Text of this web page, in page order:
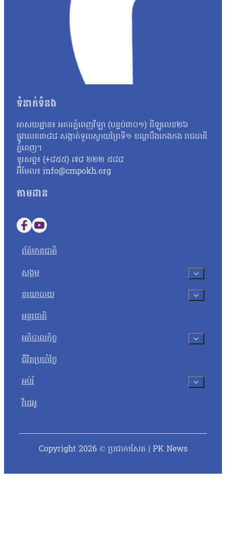
ទៅ៤ពាន់ទៅ៥ពាន់ ហើយខ្ញុំទៅយកថ្នាំមណ្ឌលសព្វថ្ងៃនឹងខ្ញុំទៅយកថ្នាំ
សង្ឃឹមថា នឹងមានសេវាពេទ្យកាន់តែងាយស្រួល និងមានតម្លៃសមរម្
អាស្រ័យទៅលើស្ថានភាពនៃជំងឺ។ រីឯ អ្នកស្រី លាង សុខា អាយុ ២៥ ឆ្ន
ក្នុងអំឡុងពេលមានផ្ទៃពោះ អ្នកស្រីបានផ្លាស់ទៅរស់នៅផ្ទះម្តាយបណ្
ចំនួន ៤ ដង តាមការណាត់របស់គ្រូពេទ្យ។ អ្នកស្រីបានបង្ហាញការយល់
សុខភាពតាមពេលវេលាដែលគ្រូពេទ្យបានណាត់។ បច្ចុប្បន្ន ទារករប
ការធ្វើដំណើរផ្លូវឆ្ងាយ។ ដោយសារអ្នកស្រីមានការងារជាគ្រូបង្រៀនន
និយាយថា៖«ខ្ញុំពិបាករឿងផ្លូវដោយសារតែខ្ញុំធ្វើការរាងឆ្ងាយអីទៅឡ
ឆ្ងាយផ្លូវរលាក់ ពេទ្យណែនាំដែរពេលនោះក៏ឈប់សម្រាក ហើយពេលពេទ្
មានកម្រិត ដោយសារថវិកាឃុំមានកំណត់ ដូច្នេះការអភិវឌ្ឍន៍ត្រូវអនុវត្
គីង្គក់ដូចសម្តេច ធ្វើម៉េចយើងមិនចេះតែលើកជប់អីណា ធ្វើតាមរយៈម
ភាពចម្ការលើ…
ទំនាក់ទំនង
អាសយដ្ឋាន៖ អគារភ្នំពេញវីឡា (បន្ទប់៣០១) ដីឡូលេខ២៦
ផ្លូវលេខ៣៨៨ សង្កាត់ទួលស្វាយព្រៃទី១ ខណ្ឌបឹងកេងកង រាជធានី
ភ្នំពេញ។
ទូរសព្ទ៖ (+៨៥៥) ៧៨ ២២២ ៥៨៨
អ៊ីមែល៖ info@cmpokh.org
តាមដាន
Follow us on Facebook
Follow us on YouTube
ព័ត៌មានជាតិ
សង្គម
នយោបាយ
អន្តរជាតិ
អភិបាលកិច្ច
ជីវិតប្រចាំថ្ងៃ
អប់រំ
វីដេអូ
Copyright 2026 © ប្រជាកាសែត | PK News